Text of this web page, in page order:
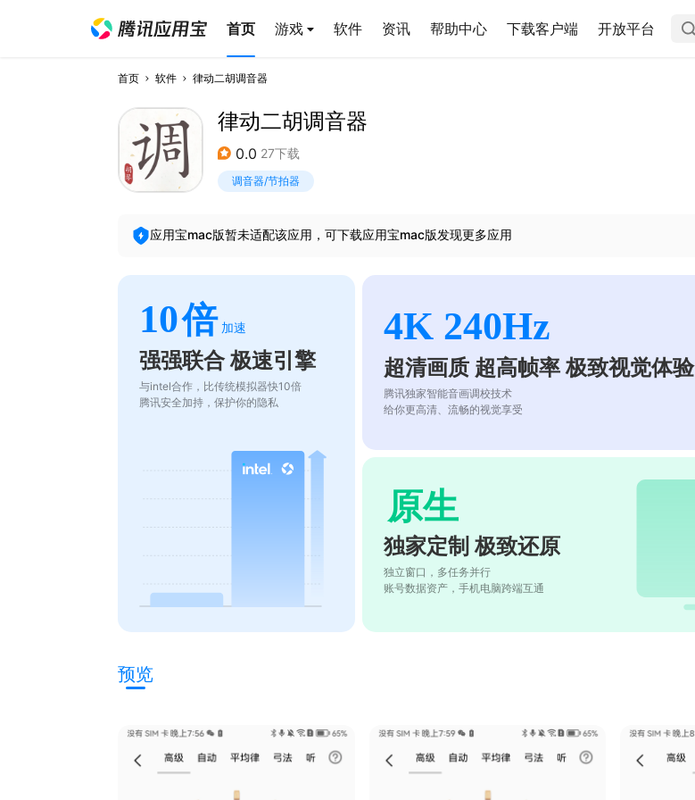
首页 游戏 软件 资讯 帮助中心 下载客户端 开放平台
首页 软件 律动二胡调音器
律动二胡调音器
0.0 27下载
调音器/节拍器
应用宝mac版暂未适配该应用，可下载应用宝mac版发现更多应用
10倍 加速
强强联合 极速引擎
与intel合作，比传统模拟器快10倍
腾讯安全加持，保护你的隐私
4K 240Hz
超清画质 超高帧率 极致视觉体验
腾讯独家智能音画调校技术
给你更高清、流畅的视觉享受
原生
独家定制 极致还原
独立窗口，多任务并行
账号数据资产，手机电脑跨端互通
预览